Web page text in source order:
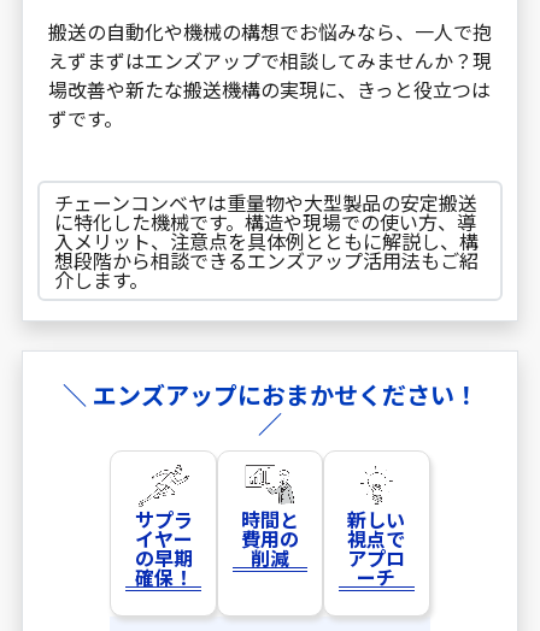
搬送の自動化や機械の構想でお悩みなら、一人で抱
えずまずはエンズアップで相談してみませんか？現
場改善や新たな搬送機構の実現に、きっと役立つは
ずです。
チェーンコンベヤは重量物や大型製品の安定搬送
に特化した機械です。構造や現場での使い方、導
入メリット、注意点を具体例とともに解説し、構
想段階から相談できるエンズアップ活用法もご紹
介します。
＼ エンズアップにおまかせください！
／
サプラ
イヤー
の早期
確保！
時間と
費用の
削減
新しい
視点で
アプロ
ーチ